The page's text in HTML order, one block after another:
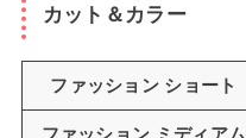
カット＆カラー
ファッション ショート
ファッション ミディアム